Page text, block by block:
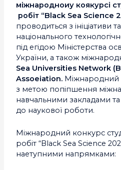
міжнародноиу коякурсі
робіт “Black Sea Scieпce
проводиться з ініціативи
національного
під егідою Міністерства
України, а також
Sea Universities Network
Assoeiation. Міжнародний
з метою попіпшення
навчальними закладами та
до наукової роботи.
Міжнародний конкурс
робіт “Black Sea Science
наетупними напрямками: